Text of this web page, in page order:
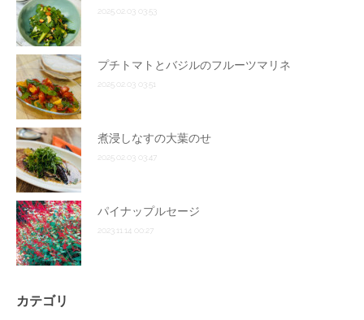
2025.02.03 03:53
プチトマトとバジルのフルーツマリネ
2025.02.03 03:51
煮浸しなすの大葉のせ
2025.02.03 03:47
パイナップルセージ
2023.11.14 00:27
カテゴリ